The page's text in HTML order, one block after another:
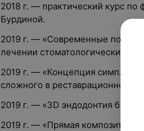
2018 г. — практический курс по
Бурдиной.
2019 г. — «Современные
лечении стоматологических
2019 г. — «Концепция
сложного в реставрационной
2019 г. — «3D эндодонтия
2019 г. — «Прямая композитная